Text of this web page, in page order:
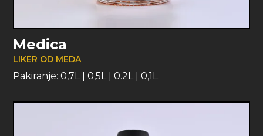
Medica
LIKER OD MEDA
Pakiranje:0,7L|0,5L|0.2L|0,1L